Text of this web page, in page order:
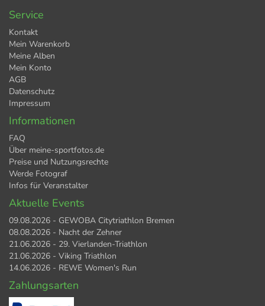
Service
Kontakt
Mein Warenkorb
Meine Alben
Mein Konto
AGB
Datenschutz
Impressum
Informationen
FAQ
Über meine-sportfotos.de
Preise und Nutzungsrechte
Werde Fotograf
Infos für Veranstalter
Aktuelle Events
09.08.2026 - GEWOBA Citytriathlon Bremen
08.08.2026 - Nacht der Zehner
21.06.2026 - 29. Vierlanden-Triathlon
21.06.2026 - Viking Triathlon
14.06.2026 - REWE Women's Run
Zahlungsarten